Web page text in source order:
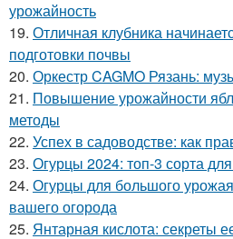
урожайность
19. Отличная клубника
подготовки почвы
20. Оркестр CAGMO Рязань:
21. Повышение урожайности
методы
22. Успех в садоводстве: как
23. Огурцы 2024: топ-3 сорта
24. Огурцы для большого
вашего огорода
25. Янтарная кислота: секреты